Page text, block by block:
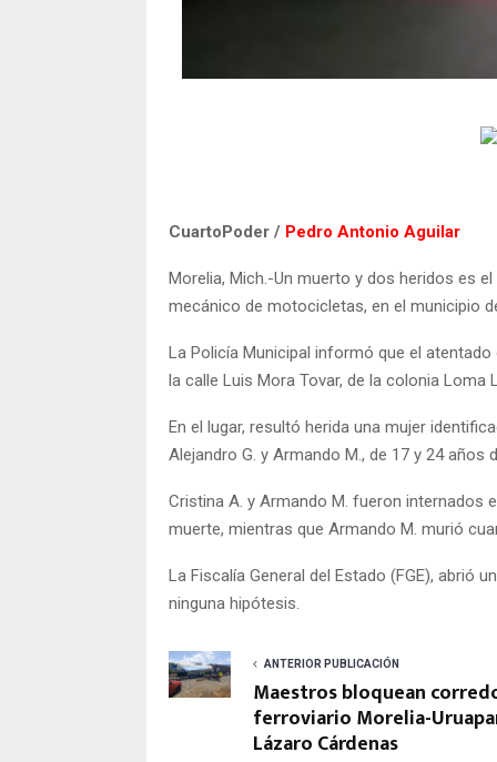
CuartoPoder / Pedro Antonio Aguilar
Morelia, Mich.-Un muerto y dos heridos es
mecánico de motocicletas, en el municipio
La Policía Municipal informó que el
la calle Luis Mora Tovar, de la colonia Loma
En el lugar, resultó herida una mujer
Alejandro G. y Armando M., de 17 y 24 años
Cristina A. y Armando M. fueron internados
muerte, mientras que Armando M. murió
La Fiscalía General del Estado (FGE), abrió
ninguna hipótesis.
ANTERIOR PUBLICACIÓN
Maestros bloquean
ferroviario Morelia-
Lázaro Cárdenas